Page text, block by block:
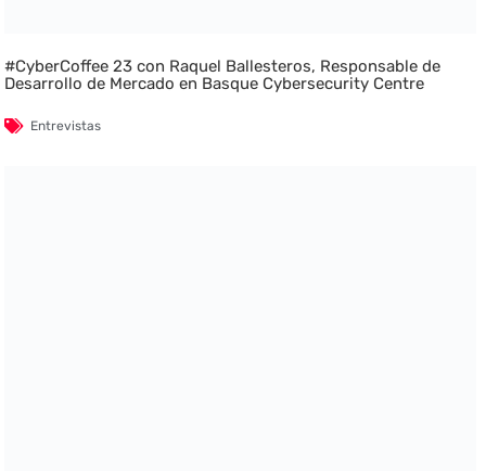
#CyberCoffee 23 con Raquel Ballesteros, Responsable de
Desarrollo de Mercado en Basque Cybersecurity Centre
Entrevistas